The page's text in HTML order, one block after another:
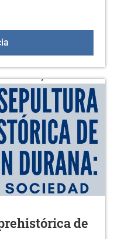
Taller: APPrende a usar
de